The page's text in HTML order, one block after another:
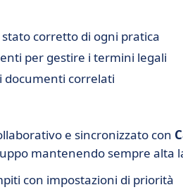
corretto di ogni pratica
per gestire i termini legali
documenti correlati
e sincronizzato con
mantenendo sempre alta
con impostazioni di priorità